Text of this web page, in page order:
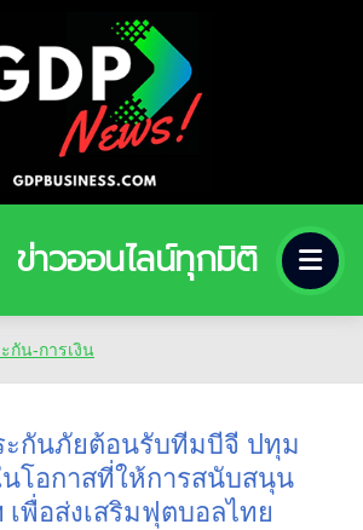
ข่าวออนไลน์ทุกมิติ
กัน-การเงิน
ะกันภัยต้อนรับทีมบีจี ปทุม
นโอกาสที่ให้การสนับสนุน
เพื่อส่งเสริมฟุตบอลไทย